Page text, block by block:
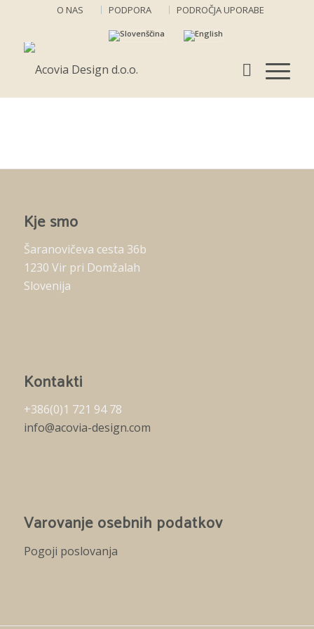
O NAS PODPORA PODROČJA UPORABE
Kje smo
Šaranovičeva cesta 36b
1230 Vir pri Domžalah
Slovenija
Kontakti
+386(0)1 721 94 78
info@acovia-design.com
Varovanje osebnih podatkov
Pogoji poslovanja